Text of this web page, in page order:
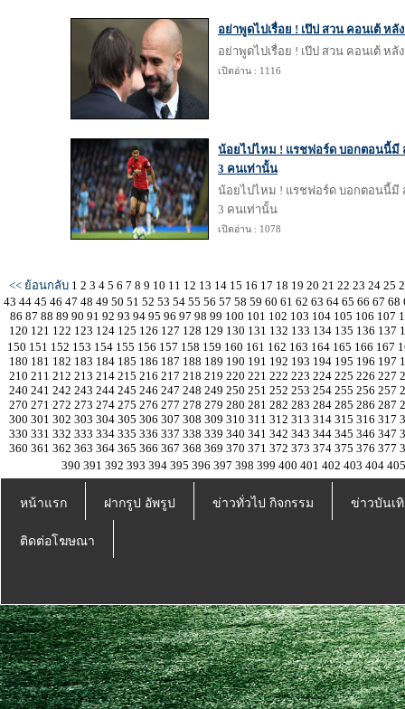
อย่าพูดไปเรื่อย ! เป๊ป สวน คอนเต้ หลั
อย่าพูดไปเรื่อย ! เป๊ป สวน คอนเต้ หลั
เปิดอ่าน : 1116
น้อยไปไหม ! แรชฟอร์ด บอกตอนนี้มี
3 คนเท่านั้น
น้อยไปไหม ! แรชฟอร์ด บอกตอนนี้มี
3 คนเท่านั้น
เปิดอ่าน : 1078
<< ย้อนกลับ 1 2 3 4 5 6 7 8 9 10 11 12 13 14 15 16 17 18 19 20 21 22 23 24 25
43 44 45 46 47 48 49 50 51 52 53 54 55 56 57 58 59 60 61 62 63 64 65 66 67 68
86 87 88 89 90 91 92 93 94 95 96 97 98 99 100 101 102 103 104 105 106 107
120 121 122 123 124 125 126 127 128 129 130 131 132 133 134 135 136 137
150 151 152 153 154 155 156 157 158 159 160 161 162 163 164 165 166 167
180 181 182 183 184 185 186 187 188 189 190 191 192 193 194 195 196 197
210 211 212 213 214 215 216 217 218 219 220 221 222 223 224 225 226 227
240 241 242 243 244 245 246 247 248 249 250 251 252 253 254 255 256 257
270 271 272 273 274 275 276 277 278 279 280 281 282 283 284 285 286 287
300 301 302 303 304 305 306 307 308 309 310 311 312 313 314 315 316 317
330 331 332 333 334 335 336 337 338 339 340 341 342 343 344 345 346 347
360 361 362 363 364 365 366 367 368 369 370 371 372 373 374 375 376 377
390 391 392 393 394 395 396 397 398 399 400 401 402 403 404
หน้าแรก ฝากรูป อัพรูป ข่าวทั่วไป กิจกรรม ข่าวบันเ
ติดต่อโฆษณา